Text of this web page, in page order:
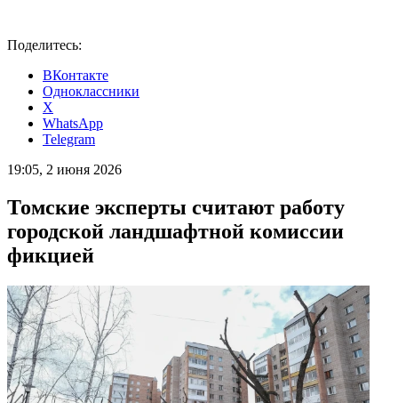
Поделитесь:
ВКонтакте
Одноклассники
X
WhatsApp
Telegram
19:05, 2 июня 2026
Томские эксперты считают работу
городской ландшафтной комиссии
фикцией